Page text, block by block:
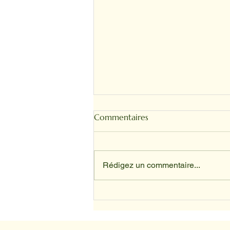
Commentaires
Rédigez un commentaire...